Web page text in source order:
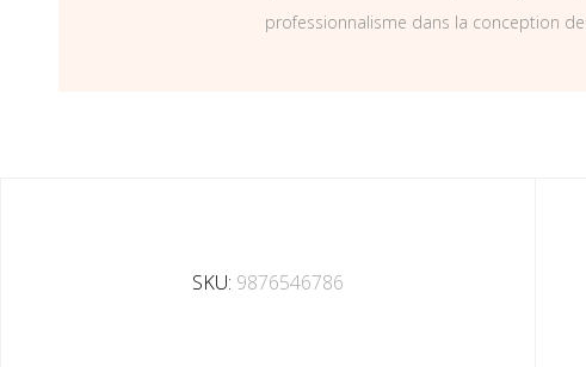
professionnalisme dans la conception
SKU: 9876546786